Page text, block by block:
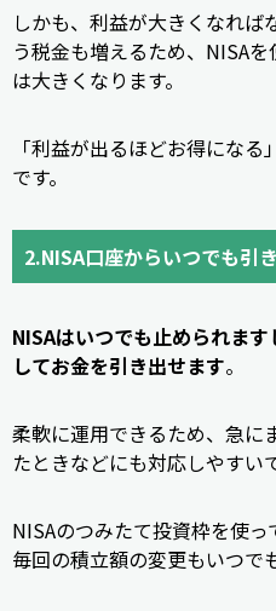
しかも、利益が大きくなれば
う税金も増えるため、NISA
は大きくなります。
「利益が出るほどお得にな
です。
2.NISA口座からいつでも引
NISAはいつでも止められま
してお金を引き出せます。
柔軟に運用できるため、急に
たときなどにも対応しやすい
NISAのつみたて投資枠を使っ
毎回の積立額の変更もいつで